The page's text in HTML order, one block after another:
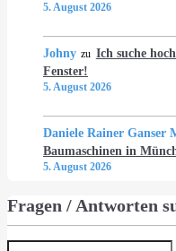
5. August 2026
Johny zu Ich suche
Fenster!
5. August 2026
Daniele Rainer Ganser
Baumaschinen in
5. August 2026
Fragen / Antworten